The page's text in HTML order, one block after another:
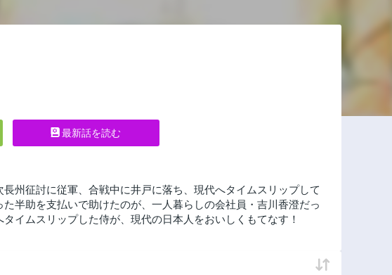
最新話を読む
州征討に従軍、合戦中に井戸に落ち、現代へタイムスリップして
半助を支払いで助けたのが、一人暮らしの会社員・吉川香澄だっ
イムスリップした侍が、現代の日本人をおいしくもてなす！